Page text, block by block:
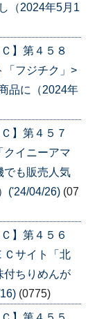
（2024年5月1
】第４５８
フジチク」>
品に（2024年
】第４５７
イニーアマ
も販売人気
('24/04/26) (07
】第４５６
サイト「北
ちりめんが
(0775)